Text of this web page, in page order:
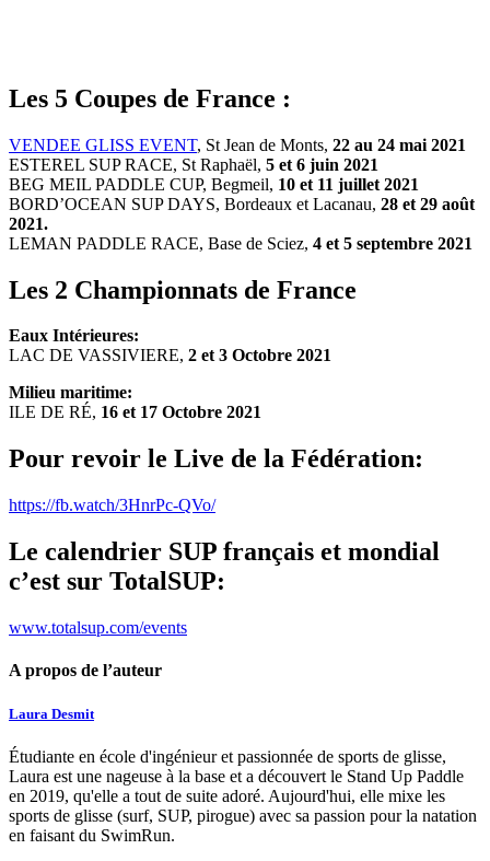
Les 5 Coupes de France :
VENDEE GLISS EVENT, St Jean de Monts, 22 au 24 mai 2021
ESTEREL SUP RACE, St Raphaël, 5 et 6 juin 2021
BEG MEIL PADDLE CUP, Begmeil, 10 et 11 juillet 2021
BORD’OCEAN SUP DAYS, Bordeaux et Lacanau, 28 et 29 août
2021.
LEMAN PADDLE RACE, Base de Sciez, 4 et 5 septembre 2021
Les 2 Championnats de France
Eaux Intérieures:
LAC DE VASSIVIERE, 2 et 3 Octobre 2021
Milieu maritime:
ILE DE RÉ, 16 et 17 Octobre 2021
Pour revoir le Live de la Fédération:
https://fb.watch/3HnrPc-QVo/
Le calendrier SUP français et mondial
c’est sur TotalSUP:
www.totalsup.com/events
A propos de l’auteur
Laura Desmit
Étudiante en école d'ingénieur et passionnée de sports de glisse,
Laura est une nageuse à la base et a découvert le Stand Up Paddle
en 2019, qu'elle a tout de suite adoré. Aujourd'hui, elle mixe les
sports de glisse (surf, SUP, pirogue) avec sa passion pour la natation
en faisant du SwimRun.